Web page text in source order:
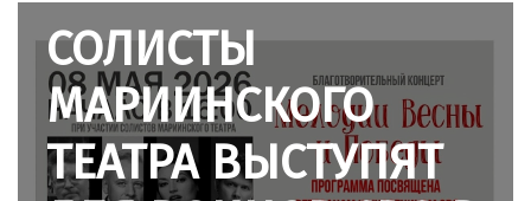
СОЛИСТЫ
МАРИИНСКОГО
ТЕАТРА ВЫСТУПЯТ